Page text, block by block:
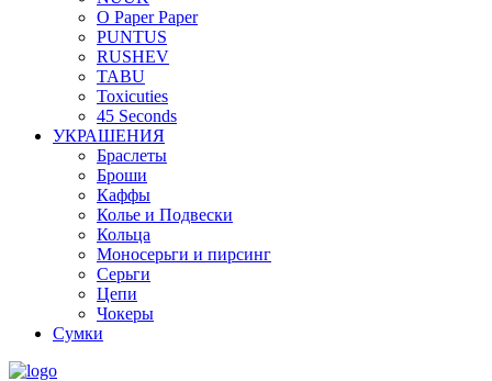
O Paper Paper
PUNTUS
RUSHEV
TABU
Toxicuties
45 Seconds
УКРАШЕНИЯ
Браслеты
Броши
Каффы
Колье и Подвески
Кольца
Моносерьги и пирсинг
Серьги
Цепи
Чокеры
Сумки